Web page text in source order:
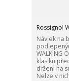
Rossignol
Návlek na
WALKING
klasiku
držení na
Nelze v